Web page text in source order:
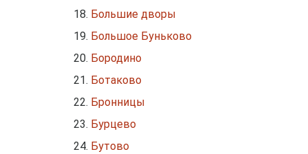
Большие дворы
Большое Буньково
Бородино
Ботаково
Бронницы
Бурцево
Бутово